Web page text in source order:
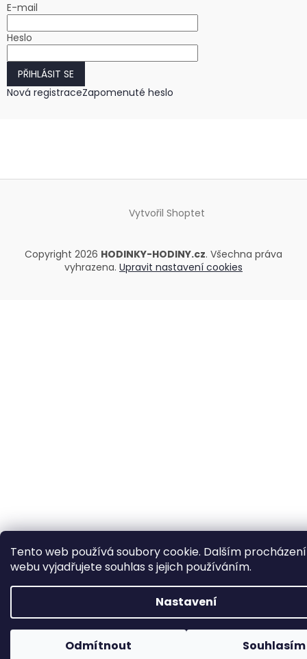
Tento web používá soubory cookie. Dalším
webu vyjadřujete souhlas s jejich používáním.
Nastavení
Odmítnout Souhlasím
E-mail
Heslo
PŘIHLÁSIT SE
Nová registraceZapomenuté heslo
Vytvořil Shoptet
Copyright 2026 HODINKY-HODINY.cz. Všechna práva
vyhrazena. Upravit nastavení cookies